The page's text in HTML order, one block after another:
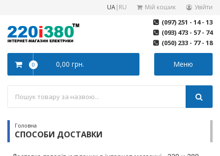
UA| RU Мій кошик Увійти
(097) 251 - 14 - 13
(093) 473 - 57 - 74
(050) 233 - 77 - 18
Меню
0 0,00 грн.
Головна
СПОСОБИ ДОСТАВКИ